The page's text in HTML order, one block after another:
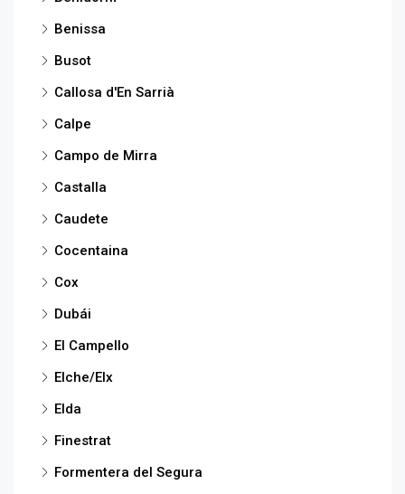
Benissa
Busot
Callosa d'En Sarrià
Calpe
Campo de Mirra
Castalla
Caudete
Cocentaina
Cox
Dubái
El Campello
Elche/Elx
Elda
Finestrat
Formentera del Segura